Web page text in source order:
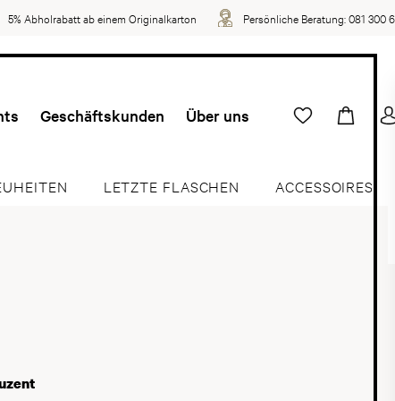
5% Abholrabatt ab einem Originalkarton Persönliche Beratung:081 300
Geschäftskunden Über uns
LETZTE FLASCHEN ACCESSOIRES